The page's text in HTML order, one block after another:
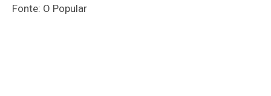
Fonte: O Popular